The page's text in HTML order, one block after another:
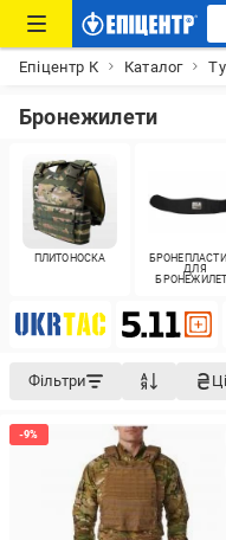
Епіцентр К Каталог
Бронежилети
ПЛИТОНОСКА
ДЛЯ
Фільтри